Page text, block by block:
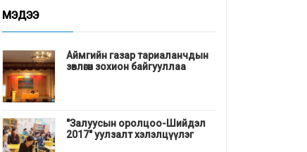
МЭДЭЭ
Аймгийн газар тариаланчдын
зөвлөгөөн зохион байгууллаа
"Залуусын оролцоо-Шийдэл
2017" уулзалт хэлэлцүүлэг